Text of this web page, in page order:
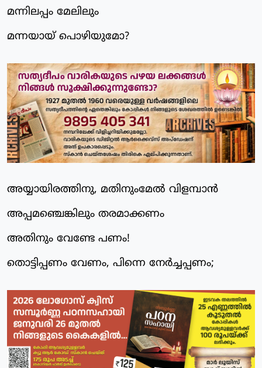
മന്നിലപ്പം മേലിലും
മന്നയായ് പൊഴിയുമോ?
അയ്യായിരത്തിനു, മതിനുംമേല്‍ വിളമ്പാന്‍
അപ്പമഞ്ചെങ്കിലും തരമാക്കണം
അതിനും വേണ്ടേ പണം!
തൊട്ടിപ്പണം വേണം, പിന്നെ നേര്‍ച്ചപ്പണം;